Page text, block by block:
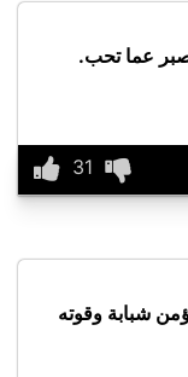
عما تحب.
شبابة وقوته